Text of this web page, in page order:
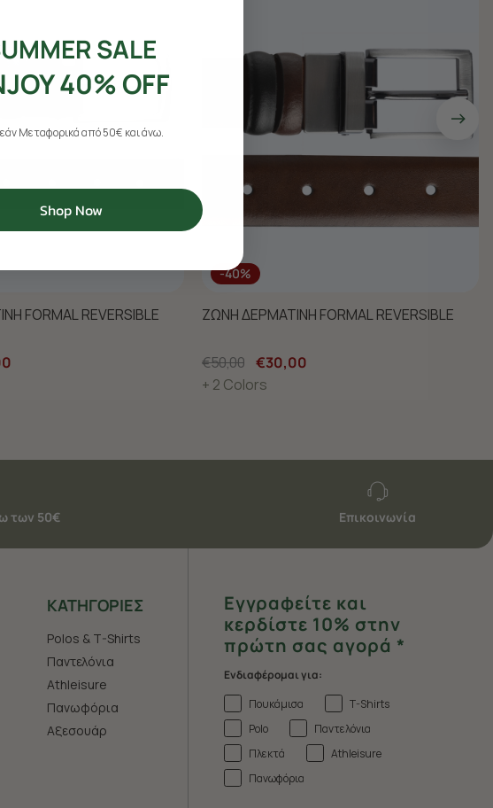
FORMAL REVERSIBLE
-40%
ΖΩΝΗ ΔΕΡΜΑΤΙΝΗ FORMAL REVERSIBLE
€50,00 €30,00
+ 2 Colors
των 50€ Επικοινωνία
ΚΑΤΗΓΟΡΙΕΣ
Polos & T-Shirts
Παντελόνια
Athleisure
Πανωφόρια
Aξεσουάρ
Εγγραφείτε και
κερδίστε 10% στην
πρώτη σας αγορά *
Ενδιαφέρομαι για:
Πουκάμισα
T-Shirts
Polo
Παντελόνια
Πλεκτά
Athleisure
Πανωφόρια
SALE
40% OFF
Μεταφορικά από 50€ και άνω.
Shop Now